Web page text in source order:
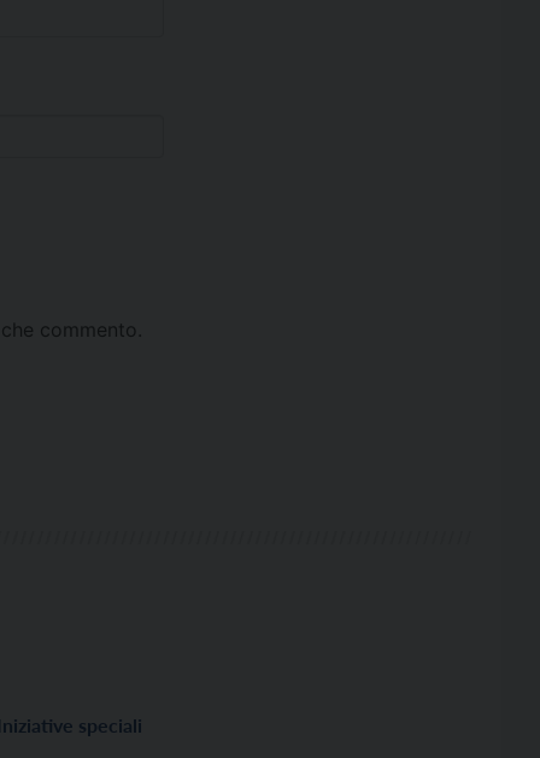
commento.
Iniziative speciali